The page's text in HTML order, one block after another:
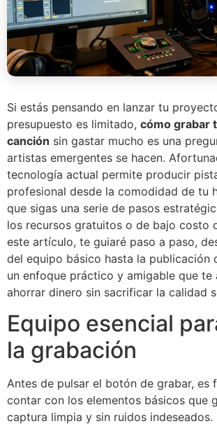
Si estás pensando en lanzar tu
presupuesto es limitado, cómo grabar
canción sin gastar mucho es una
artistas emergentes se hacen.
tecnología actual permite producir
profesional desde la comodidad de tu
que sigas una serie de pasos
los recursos gratuitos o de bajo costo
este artículo, te guiaré paso a paso,
del equipo básico hasta la publicación
un enfoque práctico y amigable que te
ahorrar dinero sin sacrificar la calidad
Equipo esencial
la grabación
Antes de pulsar el botón de grabar, es
contar con los elementos básicos que
captura limpia y sin ruidos indeseados.